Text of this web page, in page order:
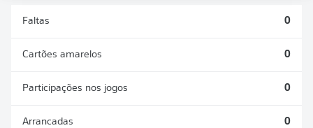
Faltas 0
Cartões amarelos 0
Participações nos jogos 0
Arrancadas 0